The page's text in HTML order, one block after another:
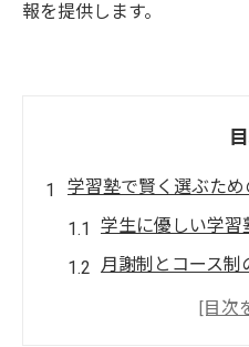
報を提供します。
学習塾で賢く選ぶた
学生に優しい学習
月謝制とコース制
教材費はいくら